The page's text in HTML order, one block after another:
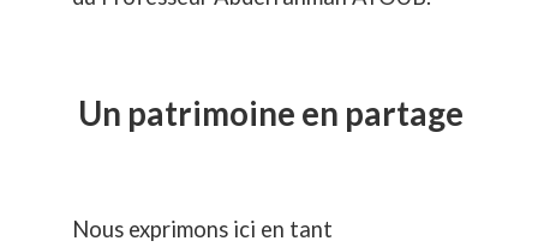
Un patrimoine en partage
Nous exprimons ici en tant